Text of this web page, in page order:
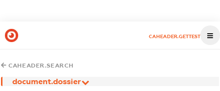
CAHEADER.GETTEST
CAHEADER.SEARCH
document.dossier